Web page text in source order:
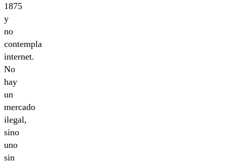
1875
y
no
contempla
internet.
No
hay
un
mercado
ilegal,
sino
uno
sin